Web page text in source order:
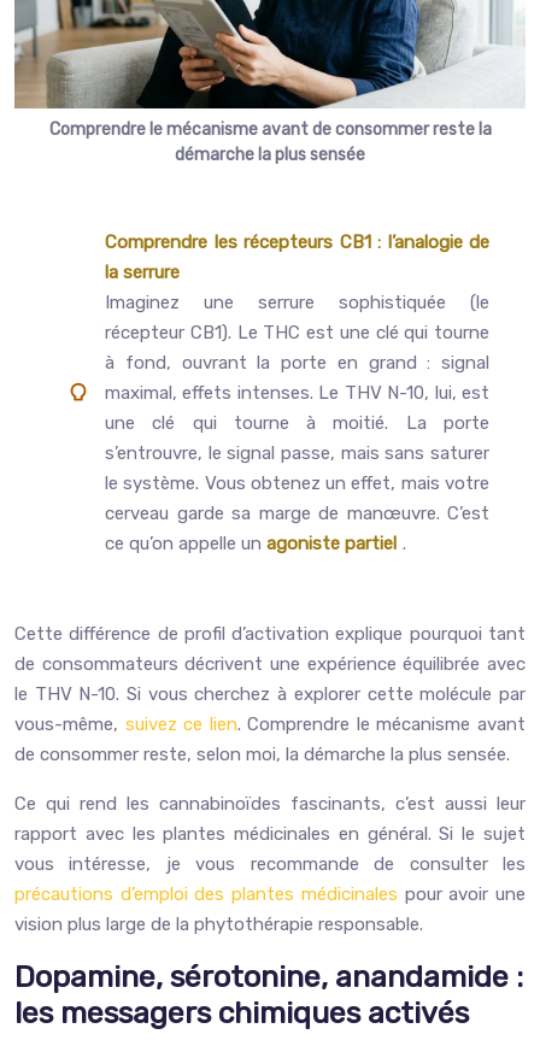
Comprendre le mécanisme avant de consommer reste la
démarche la plus sensée
Comprendre les récepteurs CB1 : l’analogie de
la serrure
Imaginez une serrure sophistiquée (le
récepteur CB1). Le THC est une clé qui tourne
à fond, ouvrant la porte en grand : signal
maximal, effets intenses. Le THV N-10, lui, est
une clé qui tourne à moitié. La porte
s’entrouvre, le signal passe, mais sans saturer
le système. Vous obtenez un effet, mais votre
cerveau garde sa marge de manœuvre. C’est
ce qu’on appelle un agoniste partiel .
Cette différence de profil d’activation explique pourquoi tant
de consommateurs décrivent une expérience équilibrée avec
le THV N-10. Si vous cherchez à explorer cette molécule par
vous-même, suivez ce lien. Comprendre le mécanisme avant
de consommer reste, selon moi, la démarche la plus sensée.
Ce qui rend les cannabinoïdes fascinants, c’est aussi leur
rapport avec les plantes médicinales en général. Si le sujet
vous intéresse, je vous recommande de consulter les
précautions d’emploi des plantes médicinales pour avoir une
vision plus large de la phytothérapie responsable.
Dopamine, sérotonine, anandamide :
les messagers chimiques activés